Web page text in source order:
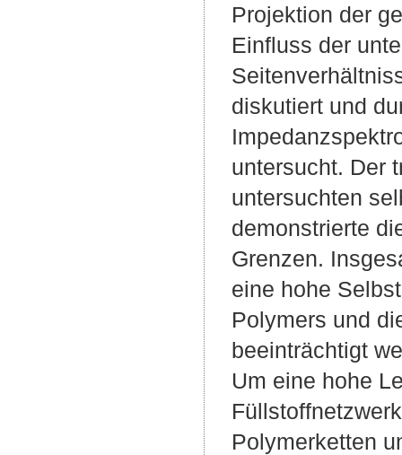
Projektion der
Einfluss der
diskutiert und
untersucht. Der
untersuchten
demonstrierte
Grenzen.
eine hohe
Polymers und
beeinträchtigt
Um eine hohe
Polymerketten